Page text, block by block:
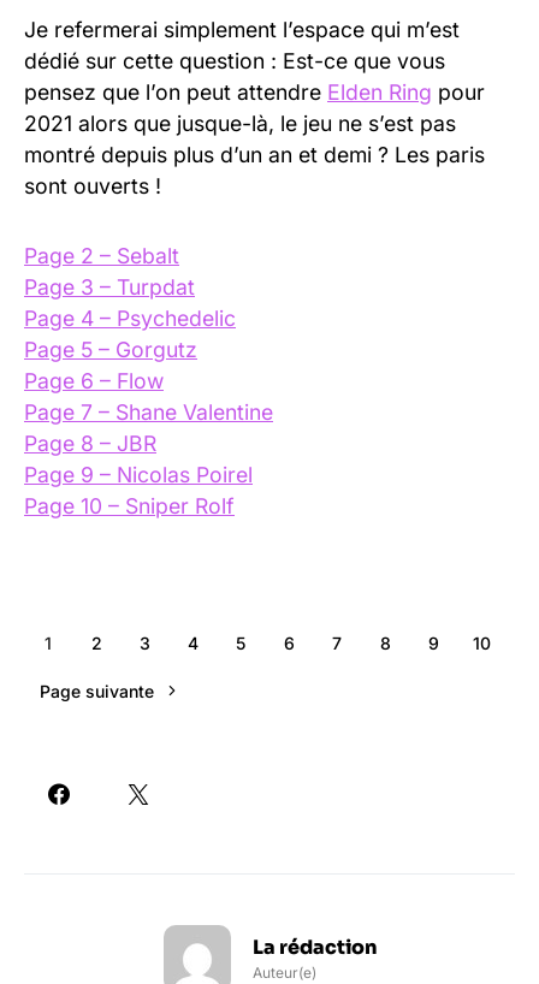
Je refermerai simplement l’espace qui m’est
dédié sur cette question : Est-ce que vous
pensez que l’on peut attendre Elden Ring pour
2021 alors que jusque-là, le jeu ne s’est pas
montré depuis plus d’un an et demi ? Les paris
sont ouverts !
Page 2 – Sebalt
Page 3 – Turpdat
Page 4 – Psychedelic
Page 5 – Gorgutz
Page 6 – Flow
Page 7 – Shane Valentine
Page 8 – JBR
Page 9 – Nicolas Poirel
Page 10 – Sniper Rolf
1 2 3 4 5 6 7 8 9 10
Page suivante
La rédaction
Auteur(e)